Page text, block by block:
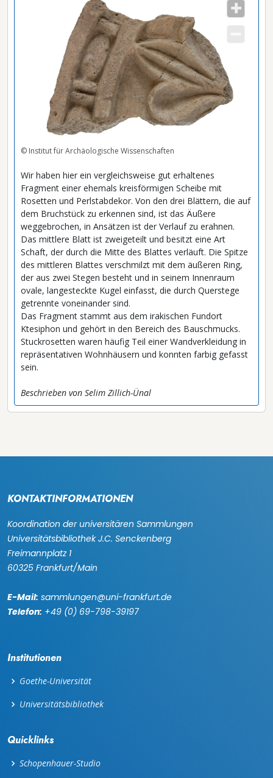
© Institut für Archäologische Wissenschaften
Wir haben hier ein vergleichsweise gut erhaltenes
Fragment einer ehemals kreisförmigen Scheibe mit
Rosetten und Perlstabdekor. Von den drei Blättern, die auf
dem Bruchstück zu erkennen sind, ist das Äußere
weggebrochen, in Ansätzen ist der Verlauf zu erahnen.
Das mittlere Blatt ist zweigeteilt und besitzt eine Art
Schaft, der durch die Mitte des Blattes verläuft. Die Spitze
des mittleren Blattes verschmilzt mit dem äußeren Ring,
der aus zwei Stegen besteht und in seinem Innenraum
ovale, langesteckte Kugel einfasst, die durch Querstege
getrennte voneinander sind.
Das Fragment stammt aus dem irakischen Fundort
Ktesiphon und gehört in den Bereich des Bauschmucks.
Stuckrosetten waren häufig Teil einer Wandverkleidung in
repräsentativen Wohnhäusern und konnten farbig gefasst
sein.
Beschrieben von Selim Zillich-Ünal
KONTAKTINFORMATIONEN
Koordination der universitären Sammlungen
Universitätsbibliothek J.C. Senckenberg
Freimannplatz 1
60325 Frankfurt/Main
E-Mail: sammlungen@uni-frankfurt.de
Telefon: +49 (0) 69-798-39197
Institutionen
Goethe-Universität
Universitätsbibliothek
Quicklinks
Schopenhauer-Studio